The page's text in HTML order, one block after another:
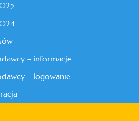
– informacje
– logowanie